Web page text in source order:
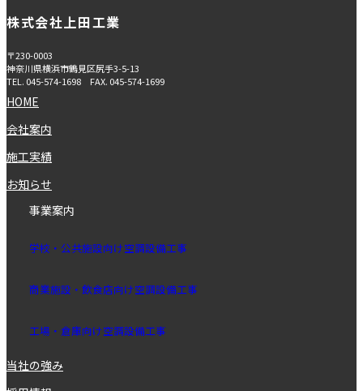
株式会社上田工業
〒230-0003
神奈川県横浜市鶴見区尻手3-5-13
TEL. 045-574-1698 FAX. 045-574-1699
HOME
会社案内
施工実績
お知らせ
事業案内
学校・公共施設向け空調設備⼯事
商業施設・飲⾷店向け空調設備⼯事
⼯場・倉庫向け空調設備⼯事
当社の強み